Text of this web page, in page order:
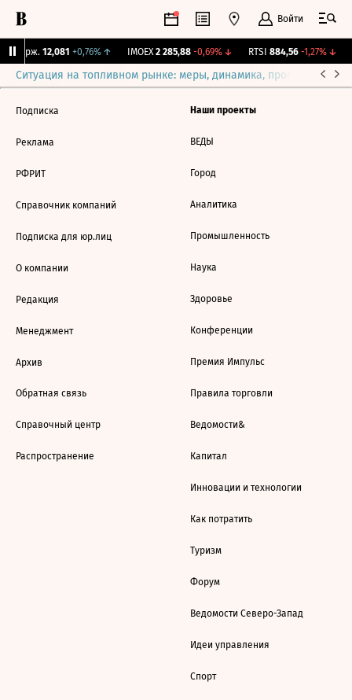
Войти
Бирж. 12,081 +0,76%↑ IMOEX 2 285,88 -0,69%↓ RTSI 884,56 -1,27%↓
Ситуация на топливном рынке: меры, динамика, прогнозы
Подписка
Реклама
РФРИТ
Справочник компаний
Подписка для юр.лиц
О компании
Редакция
Менеджмент
Архив
Обратная связь
Справочный центр
Распространение
Наши проекты
ВЕДЫ
Город
Аналитика
Промышленность
Наука
Здоровье
Конференции
Премия Импульс
Правила торговли
Ведомости&
Капитал
Инновации и технологии
Как потратить
Туризм
Форум
Ведомости Северо-Запад
Идеи управления
Спорт